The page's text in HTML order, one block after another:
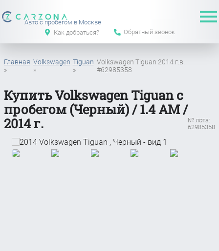
Авто с пробегом в Москве
Как добраться?
Обратный звонок
Главная
»
Volkswagen
»
Tiguan
»
Volkswagen Tiguan 2014 г.в.
#62985358
Купить Volkswagen Tiguan с
пробегом (Черный) / 1.4 АМ /
2014 г.
№ лота:
62985358